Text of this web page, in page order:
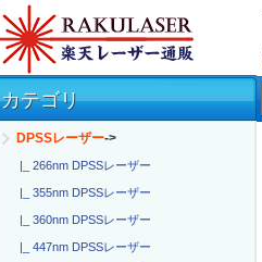
カテゴリ
DPSSレーザー->
|_ 266nm DPSSレーザー
|_ 355nm DPSSレーザー
|_ 360nm DPSSレーザー
|_ 447nm DPSSレーザー